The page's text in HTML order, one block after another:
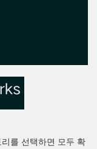
를 선택하면 모두 확